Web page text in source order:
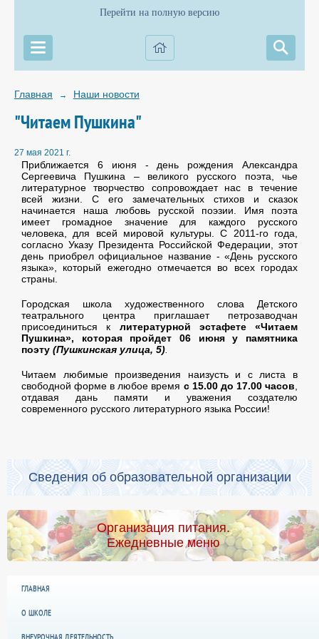
Перейти на полную версию
Главная → Наши новости
"Читаем Пушкина"
27 мая 2021 г.
Приближается 6 июня - день рождения Александра
Сергеевича Пушкина – великого русского поэта, чье
литературное творчество сопровождает нас в течение
всей жизни. С его замечательных стихов и сказок
начинается наша любовь русской поэзии. Имя поэта
имеет громадное значение для каждого русского
человека, для всей мировой культуры. С 2011-го года,
согласно Указу Президента Российской Федерации, этот
день приобрел официальное название - «День русского
языка», который ежегодно отмечается во всех городах
страны.
Городская школа художественного слова Детского
театрального центра приглашает петрозаводчан
присоединиться к литературной эстафете «Читаем
Пушкина», которая пройдет 06 июня у памятника
поэту (Пушкинская улица, 5)
Читаем любимые произведения наизусть и с листа в
свободной форме в любое время с 15.00 до 17.00 часов
отдавая дань памяти и уважения создателю
современного русского литературного языка России!
Сведения об образовательной организации
Организация питания.
Ежедневные меню
ГЛАВНАЯ
О ШКОЛЕ
ВНЕУРОЧНАЯ ДЕЯТЕЛЬНОСТЬ